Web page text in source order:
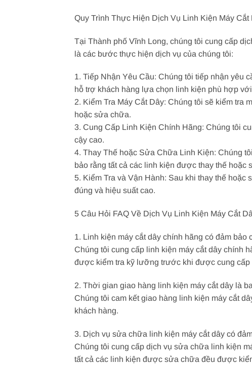
Quy Trình Thực Hiện Dịch Vụ Linh Kiện Máy
Tại Thành phố Vĩnh Long, chúng tôi cung cấp
là các bước thực hiện dịch vụ của chúng tôi:
1. Tiếp Nhận Yêu Cầu: Chúng tôi tiếp nhận yêu
hỗ trợ khách hàng lựa chọn linh kiện phù hợp
2. Kiểm Tra Máy Cắt Dây: Chúng tôi sẽ kiểm tra
hoặc sửa chữa.
3. Cung Cấp Linh Kiện Chính Hãng: Chúng tôi
cậy cao.
4. Thay Thế hoặc Sửa Chữa Linh Kiện: Chúng
bảo rằng tất cả các linh kiện được thay thế
5. Kiểm Tra và Vận Hành: Sau khi thay thế hoặc
đúng và hiệu suất cao.
5 Câu Hỏi FAQ Về Dịch Vụ Linh Kiện Máy Cắt
1. Linh kiện máy cắt dây chính hãng có đảm bảo
Chúng tôi cung cấp linh kiện máy cắt dây chính
được kiểm tra kỹ lưỡng trước khi được cung cấp
2. Thời gian giao hàng linh kiện máy cắt dây là
Chúng tôi cam kết giao hàng linh kiện máy cắt
khách hàng.
3. Dịch vụ sửa chữa linh kiện máy cắt dây có
Chúng tôi cung cấp dịch vụ sửa chữa linh kiện
tất cả các linh kiện được sửa chữa đều được